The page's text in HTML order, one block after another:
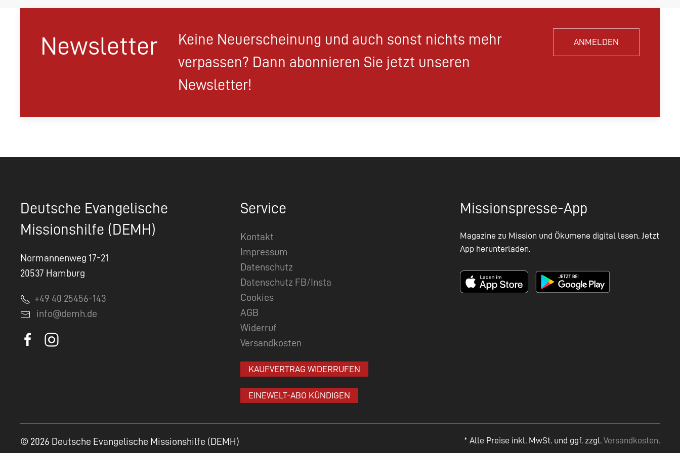
Newsletter
Keine Neuerscheinung und auch sonst nichts mehr
verpassen? Dann abonnieren Sie jetzt unseren
Newsletter!
ANMELDEN
Deutsche Evangelische
Missionshilfe (DEMH)
Normannenweg 17-21
20537 Hamburg
+49 40 25456-143
info@demh.de
Service
Kontakt
Impressum
Datenschutz
Datenschutz FB/Insta
Cookies
AGB
Widerruf
Versandkosten
KAUFVERTRAG WIDERRUFEN
EINEWELT-ABO KÜNDIGEN
Missionspresse-App
Magazine zu Mission und Ökumene digital lesen. Jetzt
App herunterladen.
* Alle Preise inkl. MwSt. und ggf. zzgl. Versandkosten.
© 2026 Deutsche Evangelische Missionshilfe (DEMH)